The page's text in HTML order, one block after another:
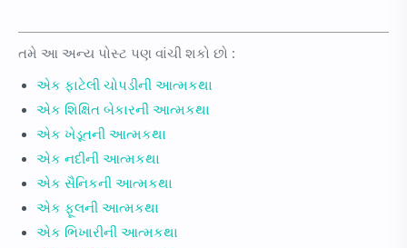
તમે આ અન્ય પોસ્ટ પણ વાંચી શકો છો :
એક ફાટેલી ચોપડીની આત્મકથા
એક શિક્ષિત બેકારની આત્મકથા
એક ખેડૂતની આત્મકથા
એક નદીની આત્મકથા
એક સૈનિકની આત્મકથા
એક ફૂલની આત્મકથા
એક ભિખારીની આત્મકથા